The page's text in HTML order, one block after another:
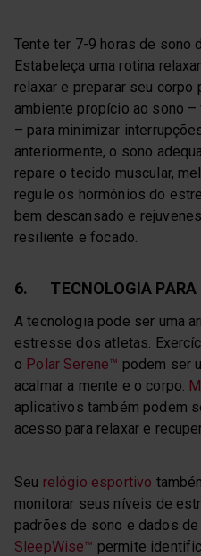
Tente ter 7-9 horas de sono
Estabeleça uma rotina
relaxar e preparar seu corpo
ambiente propício ao sono
– para minimizar
anteriormente, o sono
repare o tecido muscular,
regule os hormônios do
bem descansado e
resiliente e focado.
6. TECNOLOGIA PARA
A tecnologia pode ser uma
estresse dos atletas.
o Polar Serene™ podem ser
acalmar a mente e o corpo.
aplicativos também podem
acesso para relaxar e
Seu relógio esportivo
monitorar seus níveis de
padrões de sono e dados
SleepWise™ permite